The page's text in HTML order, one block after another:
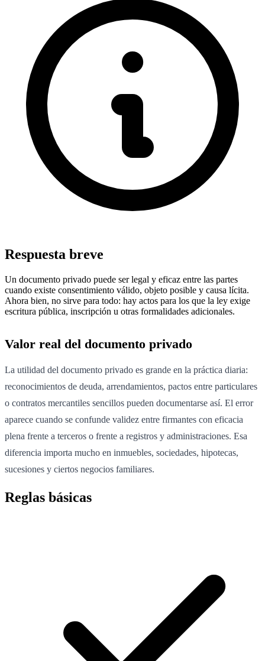
Respuesta breve
Un documento privado puede ser legal y eficaz entre las partes
cuando existe consentimiento válido, objeto posible y causa lícita.
Ahora bien, no sirve para todo: hay actos para los que la ley exige
escritura pública, inscripción u otras formalidades adicionales.
Valor real del documento privado
La utilidad del documento privado es grande en la práctica diaria:
reconocimientos de deuda, arrendamientos, pactos entre particulares
o contratos mercantiles sencillos pueden documentarse así. El error
aparece cuando se confunde validez entre firmantes con eficacia
plena frente a terceros o frente a registros y administraciones. Esa
diferencia importa mucho en inmuebles, sociedades, hipotecas,
sucesiones y ciertos negocios familiares.
Reglas básicas